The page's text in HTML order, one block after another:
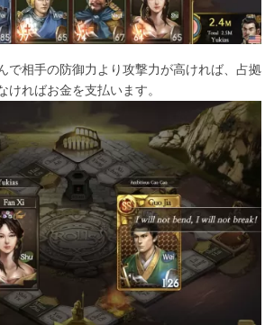
で相手の防御力より攻撃力が高ければ、占拠
ければお金を支払います。